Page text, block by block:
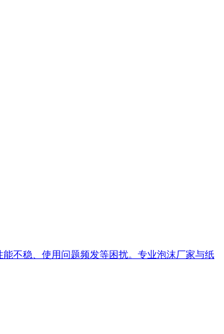
不稳、使用问题频发等困扰。专业泡沫厂家与纸